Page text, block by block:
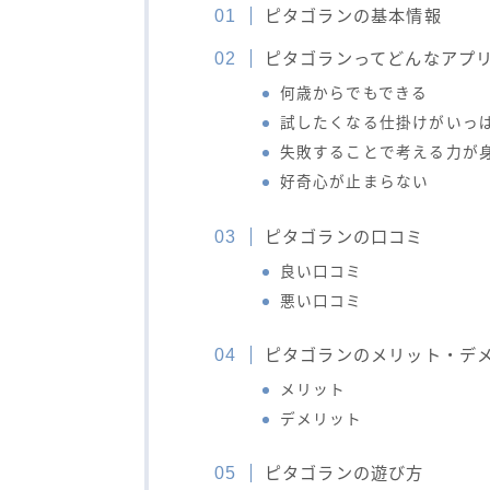
ピタゴランの基本情報
ピタゴランってどんなアプ
何歳からでもできる
試したくなる仕掛けがいっ
失敗することで考える力が
好奇心が止まらない
ピタゴランの口コミ
良い口コミ
悪い口コミ
ピタゴランのメリット・デ
メリット
デメリット
ピタゴランの遊び方